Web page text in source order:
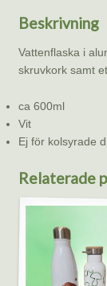
Beskrivning
Vattenflaska i
skruvkork samt
ca 600ml
Vit
Ej för kolsyrade
Relaterade